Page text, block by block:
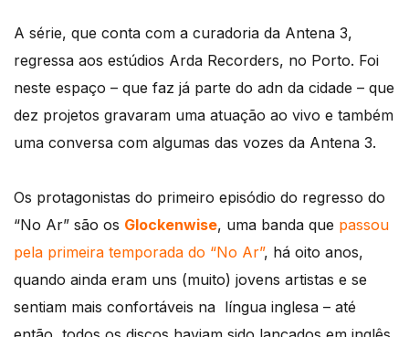
A série, que conta com a curadoria da Antena 3,
regressa aos estúdios Arda Recorders, no Porto. Foi
neste espaço – que faz já parte do adn da cidade – que
dez projetos gravaram uma atuação ao vivo e também
uma conversa com algumas das vozes da Antena 3.
Os protagonistas do primeiro episódio do regresso do
“No Ar” são os Glockenwise, uma banda que passou
pela primeira temporada do “No Ar”, há oito anos,
quando ainda eram uns (muito) jovens artistas e se
sentiam mais confortáveis na língua inglesa – até